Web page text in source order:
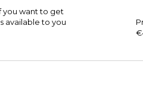
you want to get
available to you